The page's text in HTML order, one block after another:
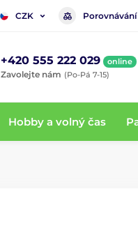
CZK Porovnávání
+420 555 222 029 online
Zavolejte nám (Po-Pá 7-15)
Hobby a volný čas